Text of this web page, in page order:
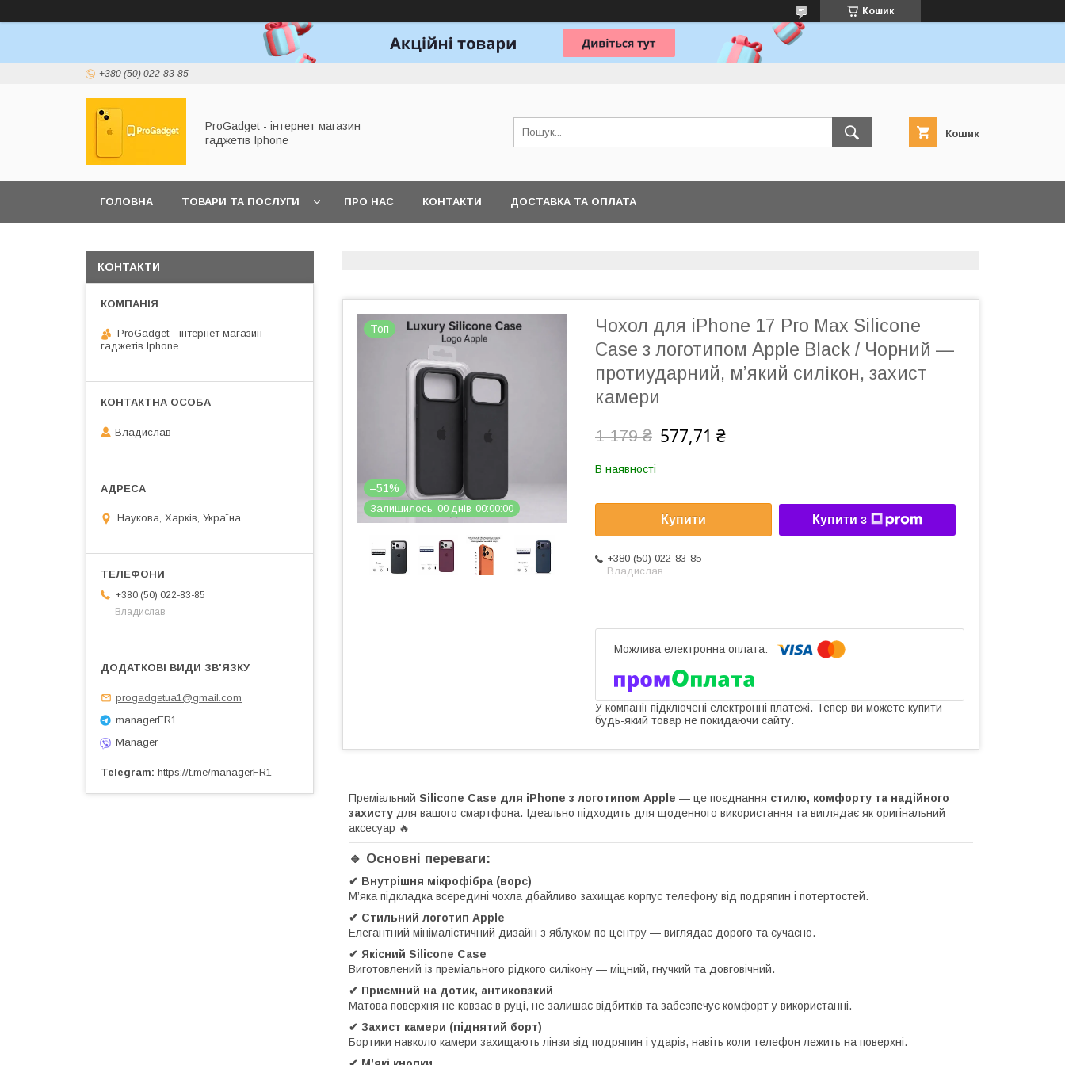
Кошик
+380 (50) 022-83-85
ProGadget - iнтернет магазин
гаджетів Iphone
Кошик
ГОЛОВНА ТОВАРИ ТА ПОСЛУГИ ПРО НАС КОНТАКТИ ДОСТАВКА ТА ОПЛАТА
Топ
–51%
Залишилось 00 днів 00 00 00
Чохол для iPhone 17 Pro Max Silicone
Case з логотипом Apple Black / Чорний —
протиударний, м’який силікон, захист
камери
1 179 ₴ 577,71 ₴
В наявності
Купити Купити з
+380 (50) 022-83-85
Владислав
У компанії підключені електронні платежі. Тепер ви можете купити
будь-який товар не покидаючи сайту.
Преміальний Silicone Case для iPhone з логотипом Apple — це поєднання стилю, комфорту та надійного
захисту для вашого смартфона. Ідеально підходить для щоденного використання та виглядає як оригінальний
аксесуар 🔥
🔹 Основні переваги:
✔ Внутрішня мікрофібра (ворс)
М’яка підкладка всередині чохла дбайливо захищає корпус телефону від подряпин і потертостей.
✔ Стильний логотип Apple
Елегантний мінімалістичний дизайн з яблуком по центру — виглядає дорого та сучасно.
✔ Якісний Silicone Case
Виготовлений із преміального рідкого силікону — міцний, гнучкий та довговічний.
✔ Приємний на дотик, антиковзкий
Матова поверхня не ковзає в руці, не залишає відбитків та забезпечує комфорт у використанні.
✔ Захист камери (піднятий борт)
Бортики навколо камери захищають лінзи від подряпин і ударів, навіть коли телефон лежить на поверхні.
КОНТАКТИ
ProGadget - iнтернет магазин
гаджетів Iphone
Владислав
Наукова, Харків, Україна
+380 (50) 022-83-85
Владислав
progadgetua1@gmail.com
managerFR1
Manager
Telegram https://t.me/managerFR1